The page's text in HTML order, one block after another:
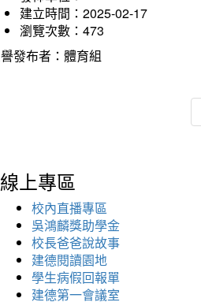
建立時間：2025-02-17
瀏覽次數：473
發布者：體育組
線上專區
校內直播專區
吳鴻麟獎助學金
校長爸爸說故事
建德閱讀園地
學生病假回報單
建德第一會議室